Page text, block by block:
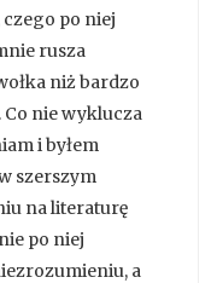
po niej
rusza
niż bardzo
nie wyklucza
i byłem
szerszym
na literaturę
po niej
a